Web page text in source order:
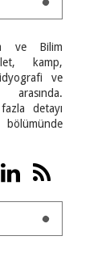
ve Bilim
kamp,
ve
detayı